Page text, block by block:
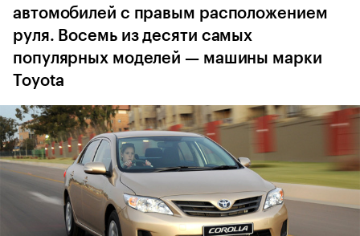
автомобилей с правым расположением
руля. Восемь из десяти самых
популярных моделей — машины марки
Toyota